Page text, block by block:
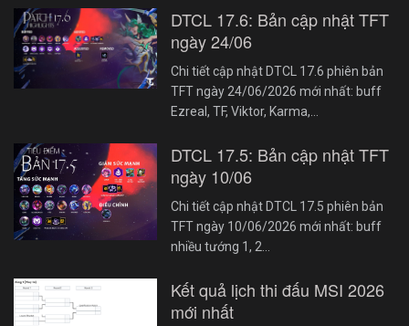
DTCL 17.6: Bản cập nhật TFT
ngày 24/06
Chi tiết cập nhật DTCL 17.6 phiên bản
TFT ngày 24/06/2026 mới nhất: buff
Ezreal, TF, Viktor, Karma,…
DTCL 17.5: Bản cập nhật TFT
ngày 10/06
Chi tiết cập nhật DTCL 17.5 phiên bản
TFT ngày 10/06/2026 mới nhất: buff
nhiều tướng 1, 2…
Kết quả lịch thi đấu MSI 2026
mới nhất